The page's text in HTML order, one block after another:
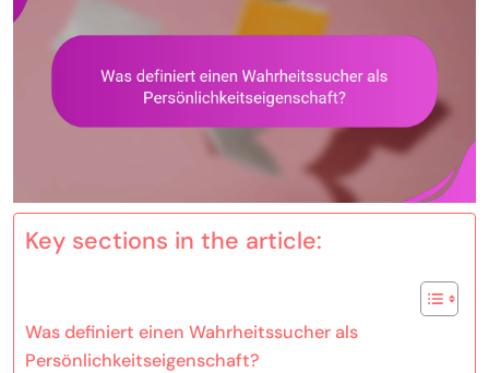
Key sections in the article:
Was definiert einen Wahrheitssucher als
Persönlichkeitseigenschaft?